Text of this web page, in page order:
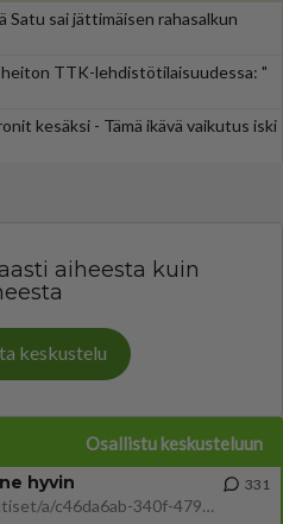
sai jättimäisen rahasalkun
TTK-lehdistötilaisuudessa: "
kesäksi - Tämä ikävä vaikutus iski
aiheesta kuin
keskustelu
Osallistu keskusteluun
hyvin
https://www.iltalehti.fi/viihdeuutiset/a/c46da6ab-340f-4790-aaa7-0865eed2336 Yrityksen konkurssihakemus on tullut kärä
331